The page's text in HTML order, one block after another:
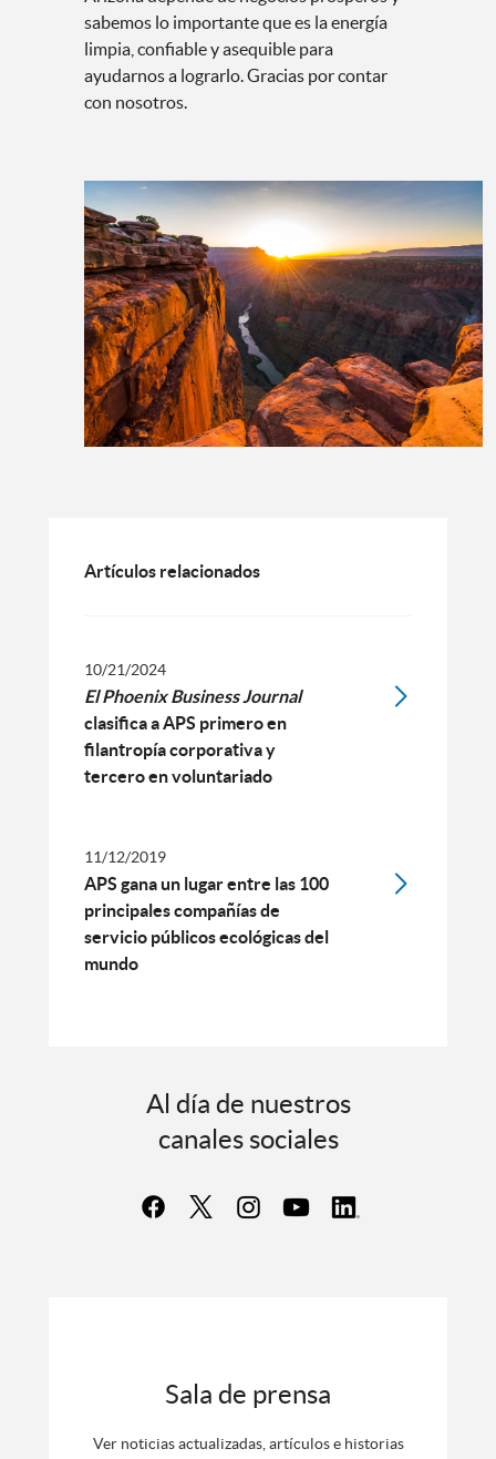
sabemos lo importante que es la energía
limpia, confiable y asequible para
ayudarnos a lograrlo. Gracias por contar
con nosotros.
Artículos relacionados
10/21/2024
El Phoenix Business Journal
clasifica a APS primero en
filantropía corporativa y
tercero en voluntariado
11/12/2019
APS gana un lugar entre las 100
principales compañías de
servicio públicos ecológicas del
mundo
Al día de nuestros
canales sociales
Sala de prensa
Ver noticias actualizadas, artículos e historias